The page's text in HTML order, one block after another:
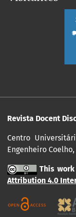
Revista Docent
Centro
Engenheiro
This
Attribution 4.0